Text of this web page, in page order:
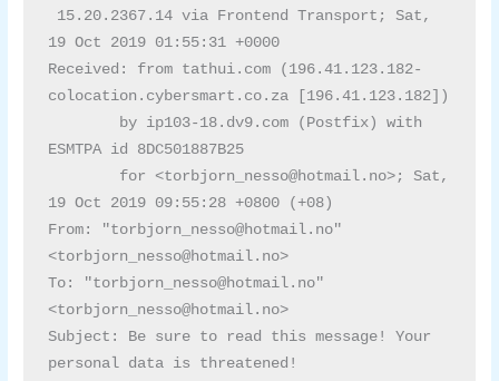
19 Oct 2019 01:55:31 +0000
Received: from tathui.com (196.41.123.182-
colocation.cybersmart.co.za [196.41.123.182])
ESMTPA id 8DC501887B25
19 Oct 2019 09:55:28 +0800 (+08)
From: "torbjorn_nesso@hotmail.no"
<torbjorn_nesso@hotmail.no>
To: "torbjorn_nesso@hotmail.no"
<torbjorn_nesso@hotmail.no>
Subject: Be sure to read this message! Your
personal data is threatened!